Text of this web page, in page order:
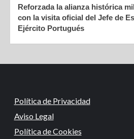
Reforzada la alianza histórica
con la visita oficial del Jefe de
Ejército Portugués
Política de Privacidad
Aviso Legal
Política de Cookies